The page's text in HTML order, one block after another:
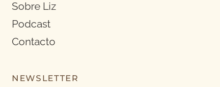
Sobre Liz
Podcast
Contacto
NEWSLETTER